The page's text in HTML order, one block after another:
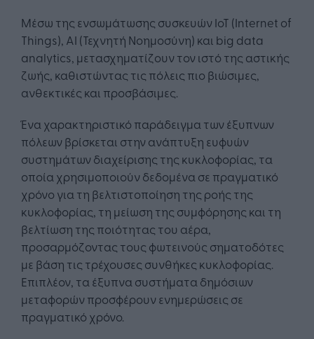
Μέσω της ενσωμάτωσης συσκευών IoT (Internet of
Things), AI (Τεχνητή Νοημοσύνη) και big data
analytics, μετασχηματίζουν τον ιστό της αστικής
ζωής, καθιστώντας τις πόλεις πιο βιώσιμες,
ανθεκτικές και προσβάσιμες.
Ένα χαρακτηριστικό παράδειγμα των έξυπνων
πόλεων βρίσκεται στην ανάπτυξη ευφυών
συστημάτων διαχείρισης της κυκλοφορίας, τα
οποία χρησιμοποιούν δεδομένα σε πραγματικό
χρόνο για τη βελτιστοποίηση της ροής της
κυκλοφορίας, τη μείωση της συμφόρησης και τη
βελτίωση της ποιότητας του αέρα,
προσαρμόζοντας τους φωτεινούς σηματοδότες
με βάση τις τρέχουσες συνθήκες κυκλοφορίας.
Επιπλέον, τα έξυπνα συστήματα δημόσιων
μεταφορών προσφέρουν ενημερώσεις σε
πραγματικό χρόνο.